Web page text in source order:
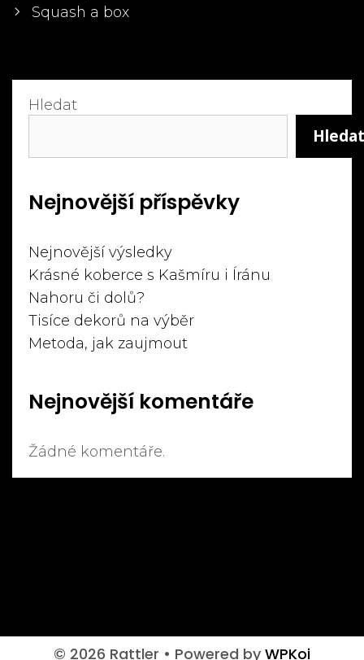
navigation
Squash a box
Hledat
Hledat
Nejnovější příspěvky
Nejnovější výsledky
Krásné koberce s Kašmíru i Íránu
Nahoru či dolů?
Tisíce dekorů na výběr
Metoda, jak zaujmout
Nejnovější komentáře
Žádné komentáře.
© 2026 Rattler • Powered by WPKoi